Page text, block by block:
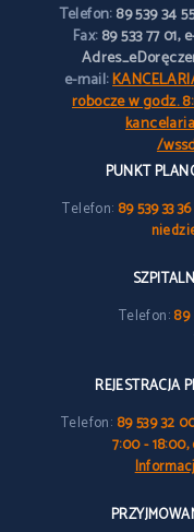
Telefon:89 539 34
Fax:89 533 77
e-mail:
robocze w godz.
/
PUNKT
Telefon: 89 539 33
Telefon:89
REJESTRACJA
Telefon: 89 539 32
7:00 -